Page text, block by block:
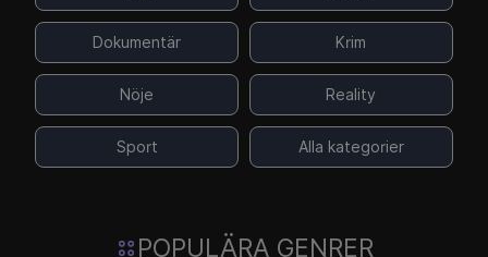
Dokumentär Krim
Nöje Reality
Sport Alla kategorier
POPULÄRA GENRER